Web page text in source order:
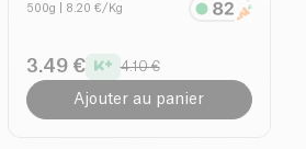
500g | 8.20 €/Kg
3.49 € 4.10 €
Ajouter au panier